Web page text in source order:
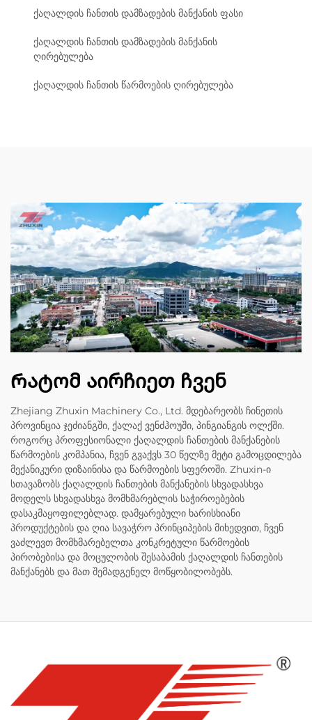
ქაღალდის ჩანთის დამზადების მანქანის ფასი
ქაღალდის ჩანთის დამზადების მანქანის
ღირებულება
ქაღალდის ჩანთის წარმოების ღირებულება
Რატომ აირჩიეთ ჩვენ
Zhejiang Zhuxin Machinery Co., Ltd. მდებარეობს ჩინეთის
პროვინცია ჯეძიანგში, ქალაქ ვენძჰოუში, პინგიანგის ოლქში.
როგორც პროფესიონალი ქაღალდის ჩანთების მანქანების
წარმოების კომპანია, ჩვენ გვაქვს 30 წელზე მეტი გამოცდილება
მექანიკური დიზაინისა და წარმოების სფეროში. Zhuxin-ი
სთავაზობს ქაღალდის ჩანთების მანქანების სხვადასხვა
მოდელს სხვადასხვა მომხმარებლის საჭიროებების
დასაკმაყოფილებლად. დამყარებული ხარისხიანი
პროდუქტების და ღია სავაჭრო პრინციპების მიხედვით, ჩვენ
ვაძლევთ მომხმარებელთა კონკრეტული წარმოების
პირობებისა და მოცულობის შესაბამის ქაღალდის ჩანთების
მანქანებს და მათ შემადგენელ მოწყობილობებს.